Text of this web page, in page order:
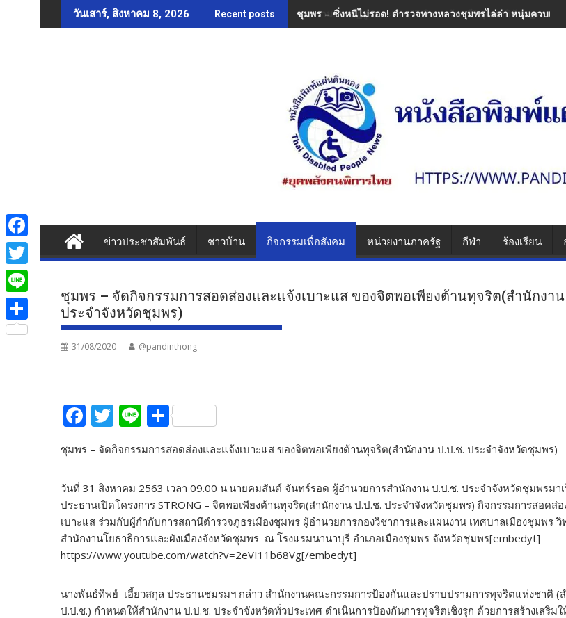
to
วันเสาร์, สิงหาคม 8, 2026 Recent posts ชุมพร – ซิ่งหนีไม่รอด! ตำรวจทางหลวงชุมพรไล่ล่า หนุ่มควบเว
ข่าวประชาสัมพันธ์ ชาวบ้าน กิจกรรมเพื่อสังคม หน่วยงานภาครัฐ กีฬา ร้องเรียน
ชุมพร – จัดกิจกรรมการสอดส่องและแจ้งเบาะแส ของจิตพอเพียงต้านทุจริต(สำนักงา
ประจำจังหวัดชุมพร)
31/08/2020 @pandinthong
F
ac
e
b
o
o
k
T
w
itt
er
Li
e
S
ar
e
ชุมพร – จัดกิจกรรมการสอดส่องและแจ้งเบาะแส ของจิตพอเพียงต้านทุจริต(สำนักงาน ป.ป.ช. ประจำจังหวัดชุมพร)
วันที่ 31 สิงหาคม 2563 เวลา 09.00 น.นายคมสันต์ จันทร์รอด ผู้อำนวยการสำนักงาน ป.ป.ช. ประจำจังหวัดชุมพรมา
ประธานเปิดโครงการ STRONG – จิตพอเพียงต้านทุจริต(สำนักงาน ป.ป.ช. ประจำจังหวัดชุมพร) กิจกรรมการสอดส่
เบาะแส ร่วมกับผู้กำกับการสถานีตำรวจภูธรเมืองชุมพร ผู้อำนวยการกองวิชาการและแผนงาน เทศบาลเมืองชุมพร วิ
สำนักงานโยธาธิการและผังเมืองจังหวัดชุมพร ณ โรงแรมนานาบุรี อำเภอเมืองชุมพร จังหวัดชุมพร[embedyt]
https://www.youtube.com/watch?v=2eVI11b68Vg[/embedyt]
นางพันธ์ทิพย์ เอี้ยวสกุล ประธานชมรมฯ กล่าว สำนักงานคณะกรรมการป้องกันและปราบปรามการทุจริตแห่งชาติ (
ป.ป.ช.) กำหนดให้สำนักงาน ป.ป.ช. ประจำจังหวัดทั่วประเทศ ดำเนินการป้องกันการทุจริตเชิงรุก ด้วยการสร้างเสริม
F
a
c
e
b
T
w
i
L
iS